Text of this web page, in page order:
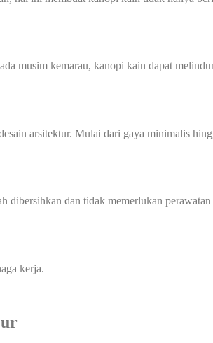
musim kemarau, kanopi kain dapat
arsitektur. Mulai dari gaya minimalis
dibersihkan dan tidak memerlukan
kerja.